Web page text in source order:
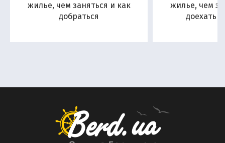
жилье, чем заняться и как
добраться
жилье, чем
доехать